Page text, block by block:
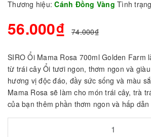
Thương hiệu: Cánh Đồng Vàng Tình
56.000₫ 74.000₫
SIRO Ổi Mama Rosa 700ml Golden Farm
từ trái cây Ổi tươi ngon, thơm ngon và
hương vị độc đáo, đầy sức sống và màu
Mama Rosa sẽ làm cho món trái cây, trà
của bạn thêm phần thơm ngon và hấp dẫn